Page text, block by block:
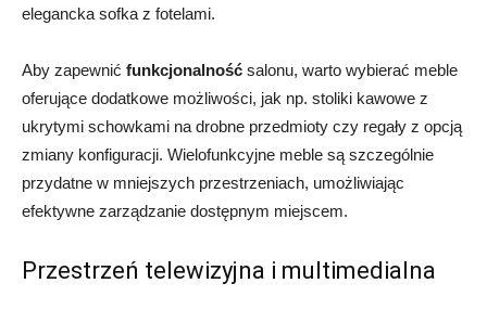
elegancka sofka z fotelami.
Aby zapewnić funkcjonalność salonu, warto wybierać meble
oferujące dodatkowe możliwości, jak np. stoliki kawowe z
ukrytymi schowkami na drobne przedmioty czy regały z opcją
zmiany konfiguracji. Wielofunkcyjne meble są szczególnie
przydatne w mniejszych przestrzeniach, umożliwiając
efektywne zarządzanie dostępnym miejscem.
Przestrzeń telewizyjna i multimedialna